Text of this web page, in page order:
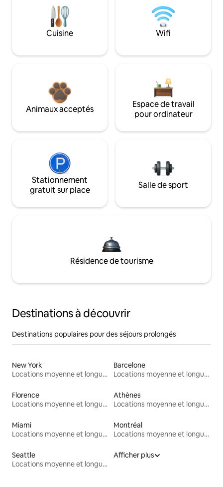
Cuisine Wifi
Animaux acceptés
Espace de travail
pour ordinateur
Stationnement
gratuit sur place
Salle de sport
Résidence de tourisme
Destinations à découvrir
Destinations populaires pour des séjours prolongés
New York
Locations moyenne et longue durée
Barcelone
Locations moyenne et longue durée
Florence
Locations moyenne et longue durée
Athènes
Locations moyenne et longue durée
Miami
Locations moyenne et longue durée
Montréal
Locations moyenne et longue durée
Seattle
Locations moyenne et longue durée
Afficher plus